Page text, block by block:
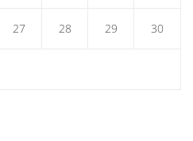
27 28 29 30